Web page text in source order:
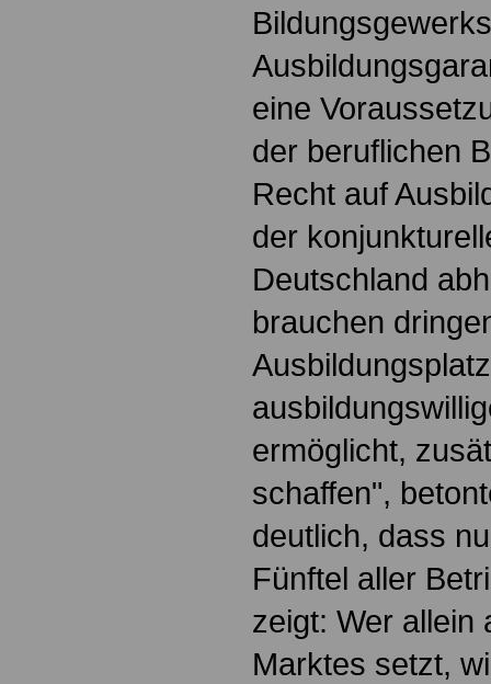
eine
der beruflichen
Recht auf
der
Deutschland
brauchen
ermöglicht,
schaffen",
deutlich, dass
Fünftel aller
zeigt: Wer allein
Marktes setzt,